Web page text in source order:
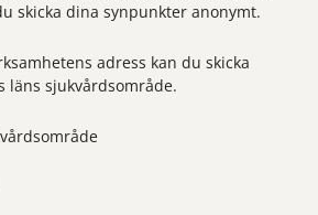
skicka dina synpunkter anonymt.
adress kan du skicka
läns sjukvårdsområde.